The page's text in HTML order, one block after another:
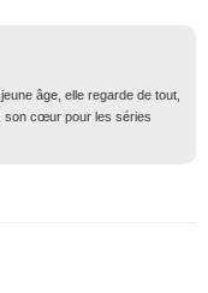
âge, elle regarde de tout,
son cœur pour les séries